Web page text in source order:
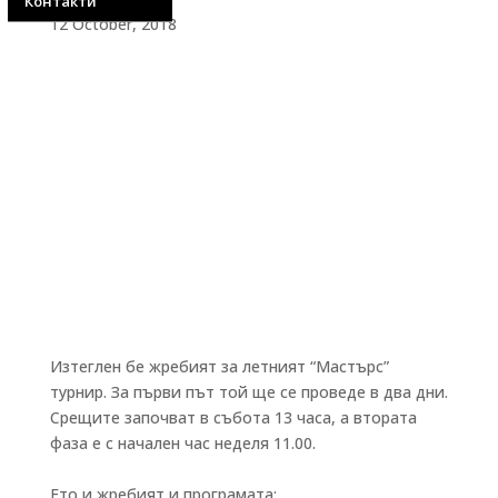
12 October, 2018
Изтеглен бе жребият за летният “Мастърс”
турнир. За първи път той ще се проведе в два дни.
Срещите започват в събота 13 часа, а втората
фаза е с начален час неделя 11.00.